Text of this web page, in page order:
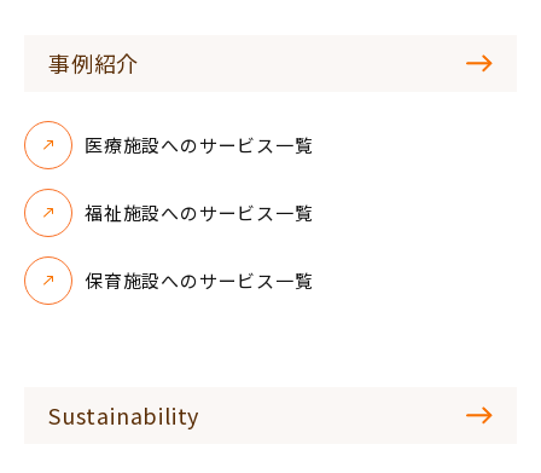
事例紹介
医療施設へのサービス一覧
福祉施設へのサービス一覧
保育施設へのサービス一覧
Sustainability